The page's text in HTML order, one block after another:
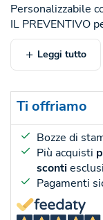
Personalizzabile
IL PREVENTIVO
Leggi tutto
Ti offriamo
Bozze di
Più acquisti
sconti
Pagamenti